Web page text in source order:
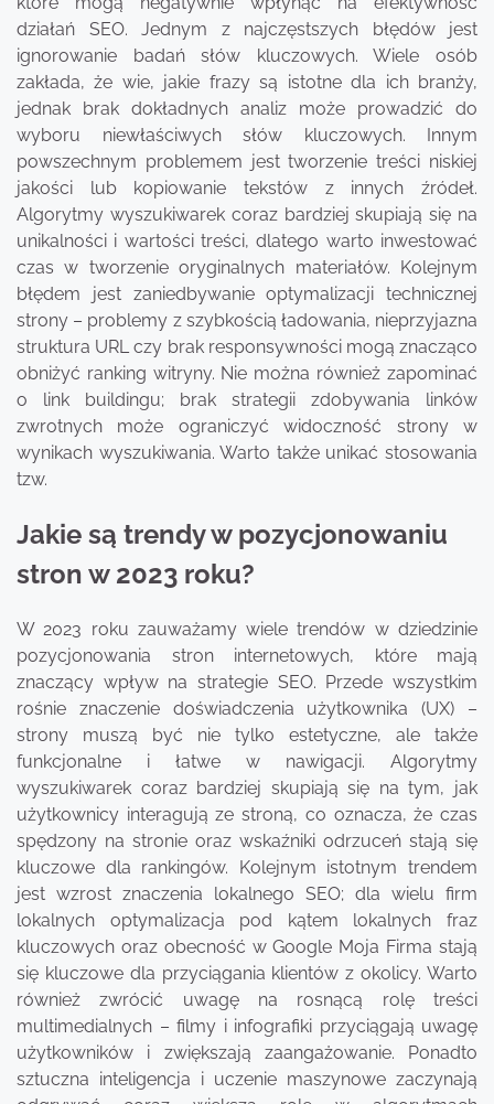
działań SEO. Jednym z najczęstszych błędów jest
ignorowanie badań słów kluczowych. Wiele osób
zakłada, że wie, jakie frazy są istotne dla ich branży,
jednak brak dokładnych analiz może prowadzić do
wyboru niewłaściwych słów kluczowych. Innym
powszechnym problemem jest tworzenie treści niskiej
jakości lub kopiowanie tekstów z innych źródeł.
Algorytmy wyszukiwarek coraz bardziej skupiają się na
unikalności i wartości treści, dlatego warto inwestować
czas w tworzenie oryginalnych materiałów. Kolejnym
błędem jest zaniedbywanie optymalizacji technicznej
strony – problemy z szybkością ładowania, nieprzyjazna
struktura URL czy brak responsywności mogą znacząco
obniżyć ranking witryny. Nie można również zapominać
o link buildingu; brak strategii zdobywania linków
zwrotnych może ograniczyć widoczność strony w
wynikach wyszukiwania. Warto także unikać stosowania
tzw.
Jakie są trendy w pozycjonowaniu
stron w 2023 roku?
W 2023 roku zauważamy wiele trendów w dziedzinie
pozycjonowania stron internetowych, które mają
znaczący wpływ na strategie SEO. Przede wszystkim
rośnie znaczenie doświadczenia użytkownika (UX) –
strony muszą być nie tylko estetyczne, ale także
funkcjonalne i łatwe w nawigacji. Algorytmy
wyszukiwarek coraz bardziej skupiają się na tym, jak
użytkownicy interagują ze stroną, co oznacza, że czas
spędzony na stronie oraz wskaźniki odrzuceń stają się
kluczowe dla rankingów. Kolejnym istotnym trendem
jest wzrost znaczenia lokalnego SEO; dla wielu firm
lokalnych optymalizacja pod kątem lokalnych fraz
kluczowych oraz obecność w Google Moja Firma stają
się kluczowe dla przyciągania klientów z okolicy. Warto
również zwrócić uwagę na rosnącą rolę treści
multimedialnych – filmy i infografiki przyciągają uwagę
użytkowników i zwiększają zaangażowanie. Ponadto
sztuczna inteligencja i uczenie maszynowe zaczynają